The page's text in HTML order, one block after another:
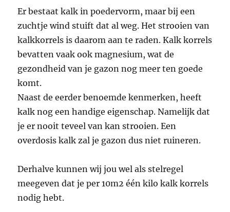
Er bestaat kalk in poedervorm, maar bij een
zuchtje wind stuift dat al weg. Het strooien van
kalkkorrels is daarom aan te raden. Kalk korrels
bevatten vaak ook magnesium, wat de
gezondheid van je gazon nog meer ten goede
komt.
Naast de eerder benoemde kenmerken, heeft
kalk nog een handige eigenschap. Namelijk dat
je er nooit teveel van kan strooien. Een
overdosis kalk zal je gazon dus niet ruineren.
Derhalve kunnen wij jou wel als stelregel
meegeven dat je per 10m2 één kilo kalk korrels
nodig hebt.